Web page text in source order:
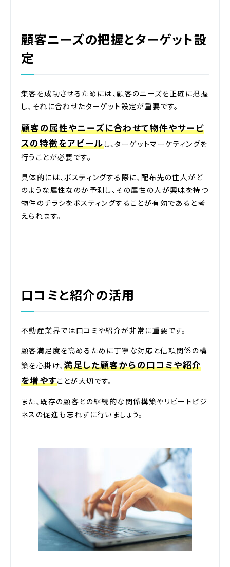
顧客ニーズの把握とターゲット設
定
集客を成功させるためには、顧客のニーズを正確に把握
し、それに合わせたターゲット設定が重要です。
顧客の属性やニーズに合わせて物件やサービ
スの特徴をアピールし、ターゲットマーケティングを
行うことが必要です。
具体的には、ポスティングする際に、配布先の住人がど
のような属性なのか予測し、その属性の人が興味を持つ
物件のチラシをポスティングすることが有効であると考
えられます。
口コミと紹介の活用
不動産業界では口コミや紹介が非常に重要です。
顧客満足度を高めるために丁寧な対応と信頼関係の構
築を心掛け、満足した顧客からの口コミや紹介
を増やすことが大切です。
また、既存の顧客との継続的な関係構築やリピートビジ
ネスの促進も忘れずに行いましょう。